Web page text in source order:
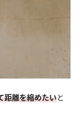
距離を縮めたいと